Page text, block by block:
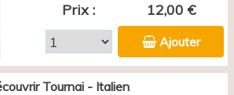
Prix : 12,00 €
Ajouter
Tournai - Italien